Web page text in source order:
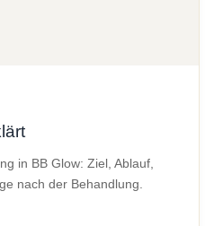
in BB Glow: Ziel, Ablauf,
nach der Behandlung.